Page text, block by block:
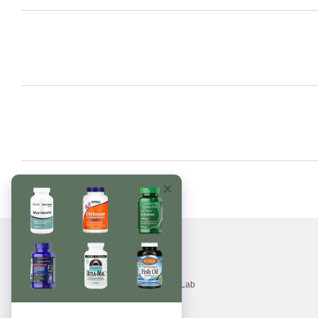
© 2017—2026
Вітаміни, БАДи, добавки, трави MonsterLab